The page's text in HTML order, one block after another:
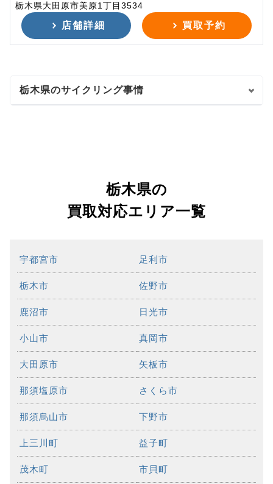
栃木県大田原市美原1丁目3534
店舗詳細 買取予約
栃木県のサイクリング事情
栃木県の
買取対応エリア一覧
宇都宮市 足利市
栃木市 佐野市
鹿沼市 日光市
小山市 真岡市
大田原市 矢板市
那須塩原市 さくら市
那須烏山市 下野市
上三川町 益子町
茂木町 市貝町